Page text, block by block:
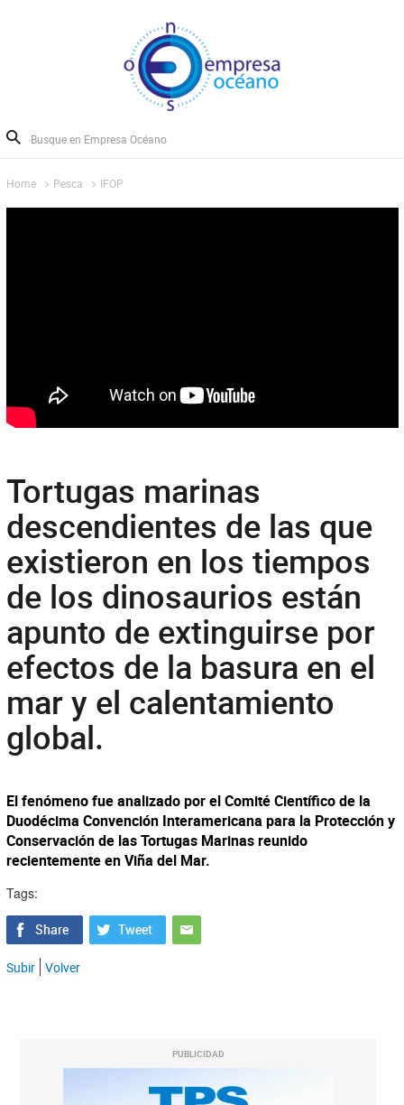
Home Pesca IFOP
Tortugas marinas
descendientes de las que
existieron en los tiempos
de los dinosaurios están
apunto de extinguirse por
efectos de la basura en el
mar y el calentamiento
global.
El fenómeno fue analizado por el Comité Científico de la
Duodécima Convención Interamericana para la Protección y
Conservación de las Tortugas Marinas reunido
recientemente en Viña del Mar.
Tags:
Subir Volver
PUBLICIDAD